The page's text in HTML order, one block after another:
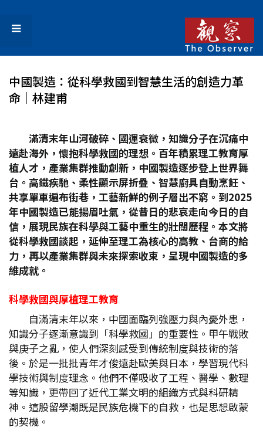
中國製造：從科學救國到智慧生活的創造力革
命│林建甫
滿清末年山河破碎、國運衰微，知識分子在沉痛中
遠赴海外，懷抱科學救國的理想。百年積累理工教育厚
植人才，產業集群推動創新，中國製造逐步登上世界舞
台。高鐵疾馳、柔性顯示屏折疊、智慧廚具自動烹飪、
共享單車遍布街巷，工藝新鮮的例子層出不窮。到2025
年中國製造已能揚眉吐氣，從昔日的悲哀走向今日的自
信，展現民族在科學與工藝中重生的壯闊歷程。本文將
從科學救國談起，延伸至理工為核心的高教、台商的給
力，再以產業集群與未來探索收束，呈現中國製造的多
維成就。
科學救國與厚植理工教育
自滿清末年以來，中國面臨列強壓力與內憂外患，
知識分子逐漸意識到「科學救國」的重要性。甲午戰敗
與庚子之亂，使人們深刻感受到傳統制度與技術的落
後。於是一批批青年才俊遠赴歐美與日本，學習現代科
學技術與制度理念。他們不僅吸收了工程、醫學、數理
等知識，更帶回了近代工業文明的組織方式與科研精
神。這股留學潮既是民族危機下的自救，也是思想啟蒙
的契機。